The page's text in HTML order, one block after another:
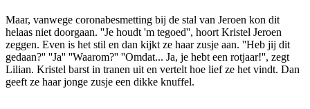
Maar, vanwege coronabesmetting bij de stal van Jeroen kon dit
helaas niet doorgaan. ''Je houdt 'm tegoed'', hoort Kristel Jeroen
zeggen. Even is het stil en dan kijkt ze haar zusje aan. ''Heb jij dit
gedaan?'' ''Ja'' ''Waarom?'' ''Omdat... Ja, je hebt een rotjaar!'', zegt
Lilian. Kristel barst in tranen uit en vertelt hoe lief ze het vindt. Dan
geeft ze haar jonge zusje een dikke knuffel.